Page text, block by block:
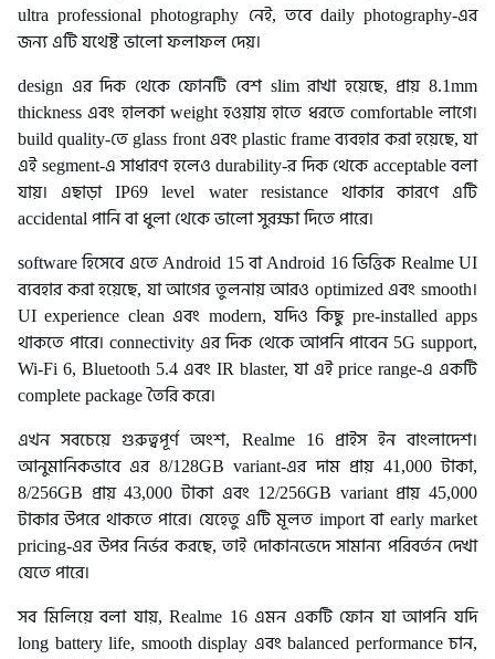
ultra professional photography নেই, তবে daily photography-এর
জন্য এটি যথেষ্ট ভালো ফলাফল দেয়।
design এর দিক থেকে ফোনটি বেশ slim রাখা হয়েছে, প্রায় 8.1mm
thickness এবং হালকা weight হওয়ায় হাতে ধরতে comfortable লাগে।
build quality-তে glass front এবং plastic frame ব্যবহার করা হয়েছে, যা
এই segment-এ সাধারণ হলেও durability-র দিক থেকে acceptable বলা
যায়। এছাড়া IP69 level water resistance থাকার কারণে এটি
accidental পানি বা ধুলা থেকে ভালো সুরক্ষা দিতে পারে।
software হিসেবে এতে Android 15 বা Android 16 ভিত্তিক Realme UI
ব্যবহার করা হয়েছে, যা আগের তুলনায় আরও optimized এবং smooth।
UI experience clean এবং modern, যদিও কিছু pre-installed apps
থাকতে পারে। connectivity এর দিক থেকে আপনি পাবেন 5G support,
Wi-Fi 6, Bluetooth 5.4 এবং IR blaster, যা এই price range-এ একটি
complete package তৈরি করে।
এখন সবচেয়ে গুরুত্বপূর্ণ অংশ, Realme 16 প্রাইস ইন বাংলাদেশ।
আনুমানিকভাবে এর 8/128GB variant-এর দাম প্রায় 41,000 টাকা,
8/256GB প্রায় 43,000 টাকা এবং 12/256GB variant প্রায় 45,000
টাকার উপরে থাকতে পারে। যেহেতু এটি মূলত import বা early market
pricing-এর উপর নির্ভর করছে, তাই দোকানভেদে সামান্য পরিবর্তন দেখা
যেতে পারে।
সব মিলিয়ে বলা যায়, Realme 16 এমন একটি ফোন যা আপনি যদি
long battery life, smooth display এবং balanced performance চান,